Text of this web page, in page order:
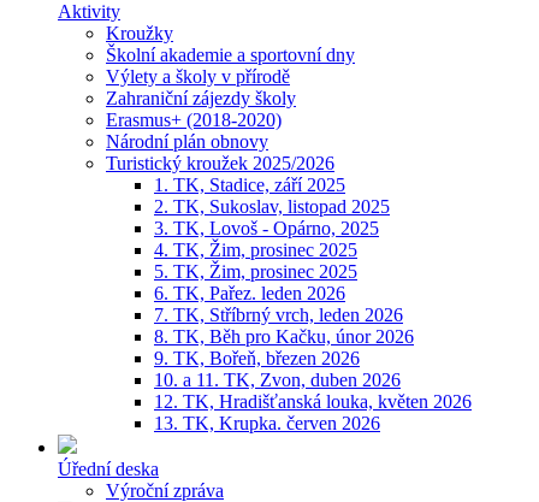
Aktivity
Kroužky
Školní akademie a sportovní dny
Výlety a školy v přírodě
Zahraniční zájezdy školy
Erasmus+ (2018-2020)
Národní plán obnovy
Turistický kroužek 2025/2026
1. TK, Stadice, září 2025
2. TK, Sukoslav, listopad 2025
3. TK, Lovoš - Opárno, 2025
4. TK, Žim, prosinec 2025
5. TK, Žim, prosinec 2025
6. TK, Pařez. leden 2026
7. TK, Stříbrný vrch, leden 2026
8. TK, Běh pro Kačku, únor 2026
9. TK, Bořeň, březen 2026
10. a 11. TK, Zvon, duben 2026
12. TK, Hradišťanská louka, květen 2026
13. TK, Krupka. červen 2026
Úřední deska
Výroční zpráva